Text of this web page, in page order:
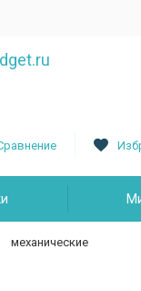
механические